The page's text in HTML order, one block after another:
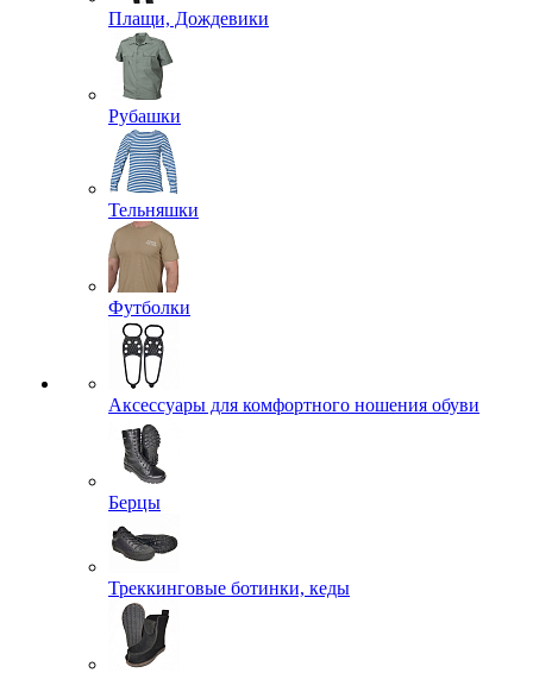
Плащи, Дождевики
Рубашки
Тельняшки
Футболки
Аксессуары для комфортного ношения обуви
Берцы
Треккинговые ботинки, кеды